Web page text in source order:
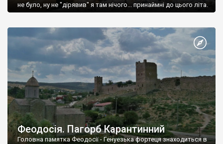
не було, ну не "дірявив" я там нічого... принаймні до цього літа.
Феодосія. Пагорб Карантинний
Головна памятка Феодосії - Генуезька фортеця знаходиться в